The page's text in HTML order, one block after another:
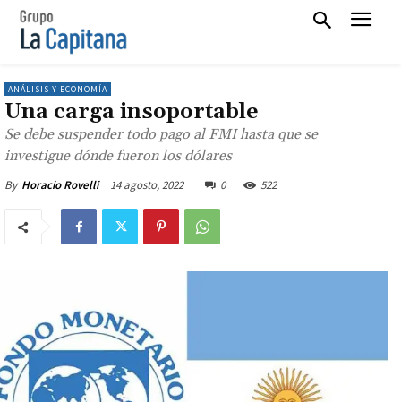
ANÁLISIS Y ECONOMÍA
Una carga insoportable
Se debe suspender todo pago al FMI hasta que se
investigue dónde fueron los dólares
By Horacio Rovelli 14 agosto, 2022 0 522